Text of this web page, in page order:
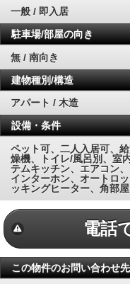
一般 / 即入居
駐車場/部屋の向き
無 / 南向き
建物種別/構造
アパート / 木造
設備・条件
ペット可、二人入居可、
燥機、トイレ/風呂別、室
テムキッチン、エアコン
インターホン、オートロ
ッキングヒーター、角部屋
電話
この物件のお問い合わせ先